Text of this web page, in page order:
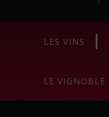
LES VINS
LE VIGNOBLE